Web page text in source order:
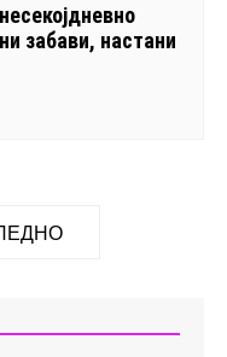
забави, настани